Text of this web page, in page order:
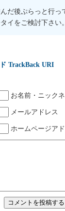
だ後ぷらっと行っ
イをご検討下さい。
TrackBack URI
お名前・ニック
メールアドレス
ホームページア